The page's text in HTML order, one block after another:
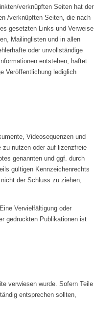
verknüpften Seiten hat der
/verknüpften Seiten, die nach
gesetzten Links und Verweise
Mailinglisten und in allen
oder unvollständige
entstehen, haftet
Veröffentlichung lediglich
Videosequenzen und
nutzen oder auf lizenzfreie
genannten und ggf. durch
gültigen Kennzeichenrechts
der Schluss zu ziehen,
Vervielfältigung oder
gedruckten Publikationen ist
verwiesen wurde. Sofern Teile
entsprechen sollten,